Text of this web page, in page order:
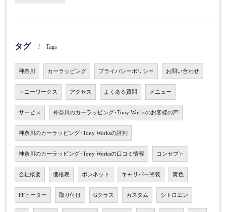
タグ Tags
神奈川 カーラッピング プライバシーポリシー お問い合わせ
トニーワークス アクセス よくある質問 メニュー
サービス 神奈川のカーラッピング･Tony Worksのお客様の声
神奈川のカーラッピング･Tony Worksの評判
神奈川のカーラッピング･Tony Worksの口コミ情報 コンセプト
会社概要 価格表 ボンネット キャリパー塗装 黄色
FFヒーター 取り付け Gクラス カスタム シトロエン